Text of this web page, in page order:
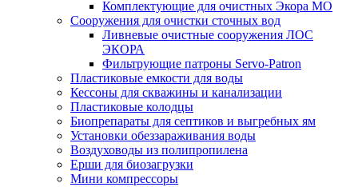
Комплектующие для очистных Экора МО
Сооружения для очистки сточных вод
Ливневые очистные сооружения ЛОС
ЭКОРА
Фильтрующие патроны Servo-Patron
Пластиковые емкости для воды
Кессоны для скважины и канализации
Пластиковые колодцы
Биопрепараты для септиков и выгребных ям
Установки обеззараживания воды
Воздуховоды из полипропилена
Ерши для биозагрузки
Мини компрессоры